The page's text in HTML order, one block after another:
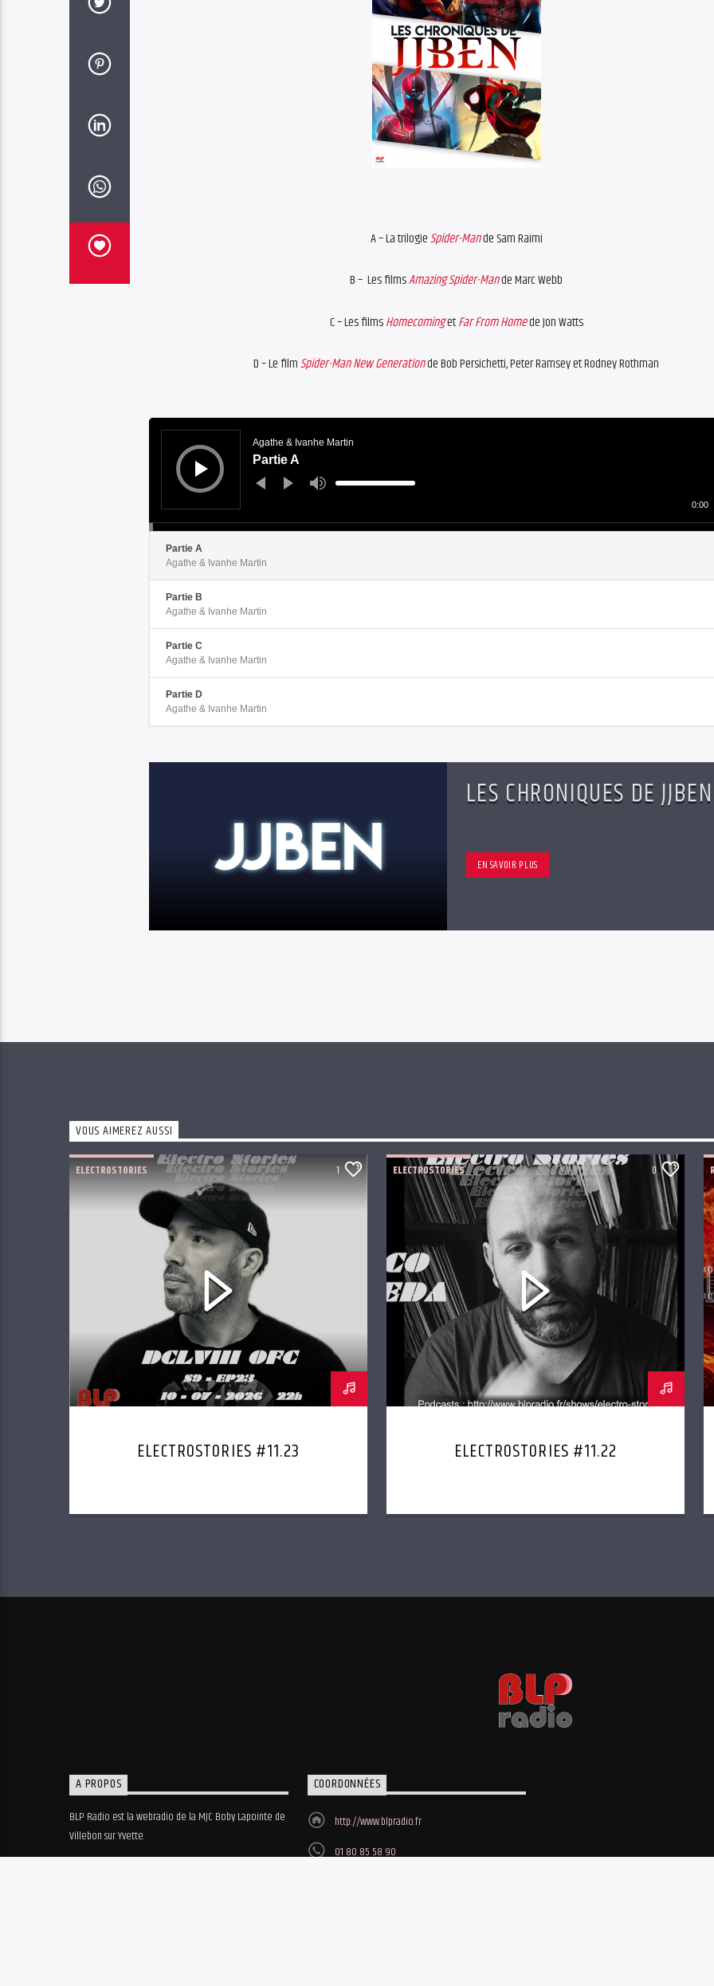
A – La trilogieSpider-Mande Sam Raimi
B – Les filmsAmazing Spider-Mande Marc Webb
C – Les filmsHomecomingetFar From Homede Jon Watts
D – Le filmSpider-Man New Generationde Bob Persichetti, Peter Ramsey et Rodney Rothman
Audio
Player
Agathe & Ivanhe Martin
Partie A
Use
Up/Down
0:00
Partie A
Agathe & Ivanhe Martin
Partie B
Agathe & Ivanhe Martin
Partie C
Agathe & Ivanhe Martin
Partie D
Agathe & Ivanhe Martin
LES CHRONIQUES DE JJBEN
EN SAVOIR PLUS
VOUS AIMEREZ AUSSI
ELECTROSTORIES 1
ELECTROSTORIES #11.23
ELECTROSTORIES 0
ELECTROSTORIES #11.22
A PROPOS
BLP Radio est la webradio de la MJC Boby Lapointe de
Villebon sur Yvette.
COORDONNÉES
http://www.blpradio.fr
01 80 85 58 90